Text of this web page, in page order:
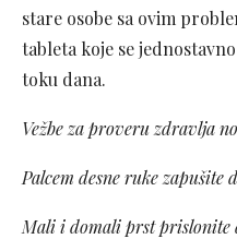
stare osobe sa ovim
tableta koje se
toku dana.
Vežbe za proveru zdravlja
Palcem desne ruke zapušite
Mali i domali prst prislonite